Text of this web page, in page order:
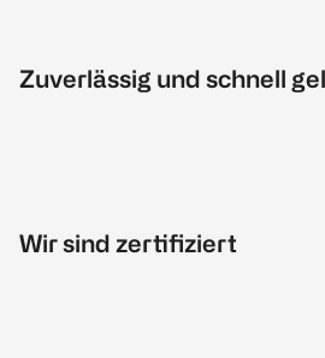
Zuverlässig und schnell
Wir sind zertifiziert